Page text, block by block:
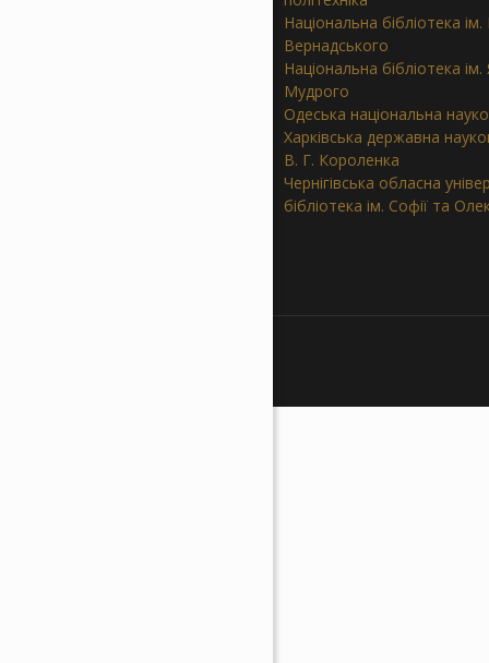
Національна бібліотека ім.
Вернадського
Національна бібліотека
Мудрого
Одеська національна
Харківська державна
В. Г. Короленка
Чернігівська обласна
бібліотека ім. Софії та